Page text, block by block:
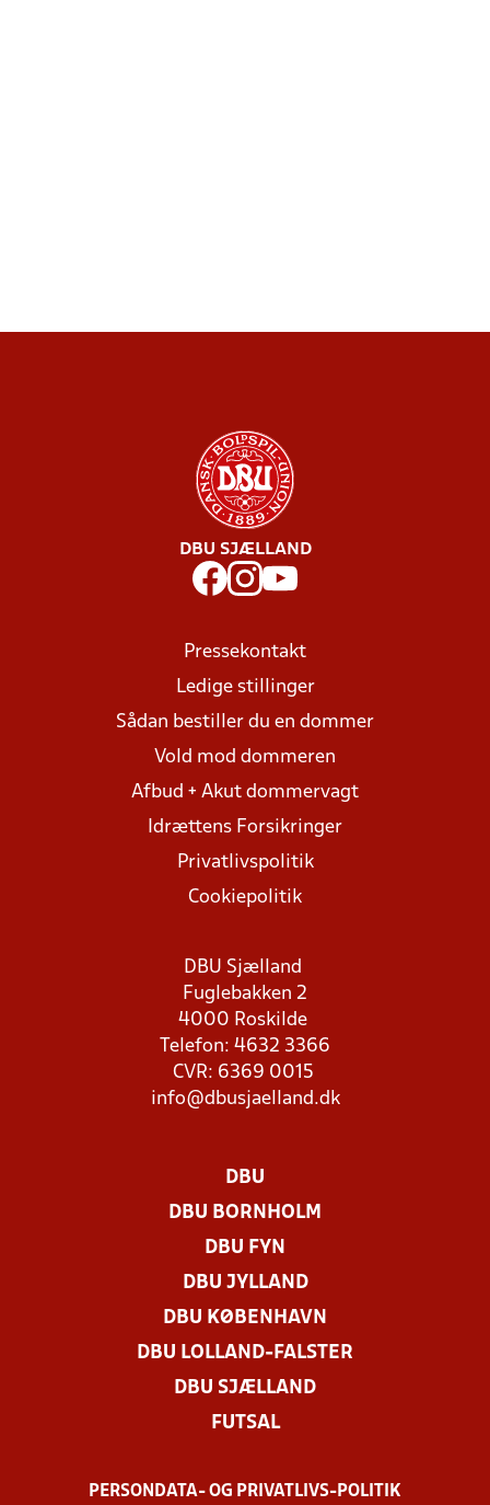
DBU SJÆLLAND
Pressekontakt
Ledige stillinger
Sådan bestiller du en dommer
Vold mod dommeren
Afbud + Akut dommervagt
Idrættens Forsikringer
Privatlivspolitik
Cookiepolitik
DBU Sjælland
Fuglebakken 2
4000 Roskilde
Telefon: 4632 3366
CVR: 6369 0015
info@dbusjaelland.dk
DBU
DBU BORNHOLM
DBU FYN
DBU JYLLAND
DBU KØBENHAVN
DBU LOLLAND-FALSTER
DBU SJÆLLAND
FUTSAL
PERSONDATA- OG PRIVATLIVS-POLITIK